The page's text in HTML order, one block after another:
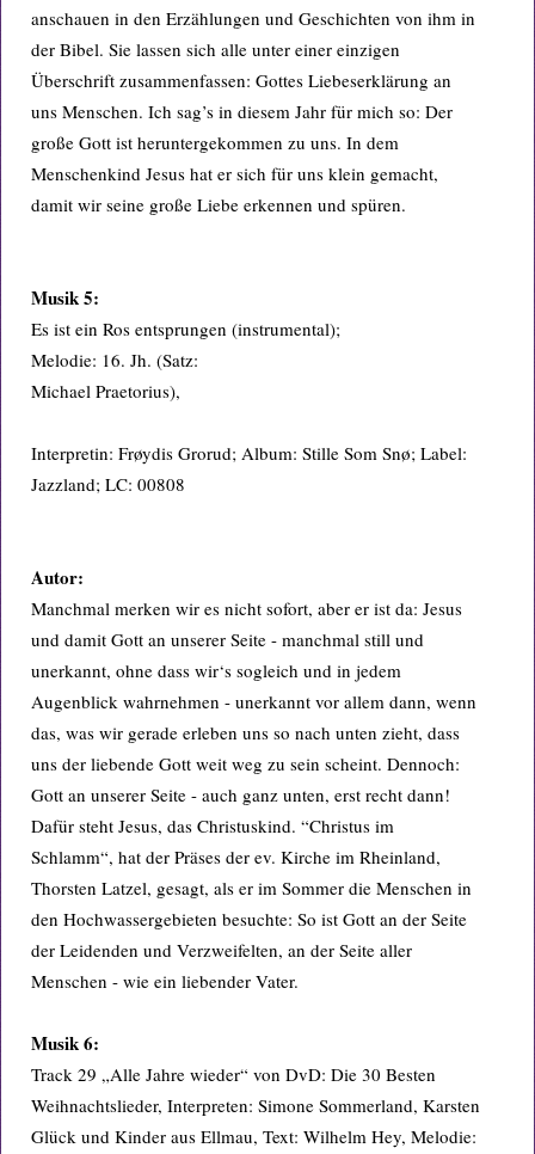
anschauen in den Erzählungen und Geschichten von ihm in
der Bibel. Sie lassen sich alle unter einer einzigen
Überschrift zusammenfassen: Gottes Liebeserklärung an
uns Menschen. Ich sag’s in diesem Jahr für mich so: Der
große Gott ist heruntergekommen zu uns. In dem
Menschenkind Jesus hat er sich für uns klein gemacht,
damit wir seine große Liebe erkennen und spüren.
Musik 5:
Es ist ein Ros entsprungen (instrumental);
Melodie: 16. Jh. (Satz:
Michael Praetorius),
Interpretin: Frøydis Grorud; Album: Stille Som Snø; Label:
Jazzland; LC: 00808
Autor:
Manchmal merken wir es nicht sofort, aber er ist da: Jesus
und damit Gott an unserer Seite - manchmal still und
unerkannt, ohne dass wir‘s sogleich und in jedem
Augenblick wahrnehmen - unerkannt vor allem dann, wenn
das, was wir gerade erleben uns so nach unten zieht, dass
uns der liebende Gott weit weg zu sein scheint. Dennoch:
Gott an unserer Seite - auch ganz unten, erst recht dann!
Dafür steht Jesus, das Christuskind. “Christus im
Schlamm“, hat der Präses der ev. Kirche im Rheinland,
Thorsten Latzel, gesagt, als er im Sommer die Menschen in
den Hochwassergebieten besuchte: So ist Gott an der Seite
der Leidenden und Verzweifelten, an der Seite aller
Menschen - wie ein liebender Vater.
Musik 6:
Track 29 „Alle Jahre wieder“ von DvD: Die 30 Besten
Weihnachtslieder, Interpreten: Simone Sommerland, Karsten
Glück und Kinder aus Ellmau, Text: Wilhelm Hey, Melodie: